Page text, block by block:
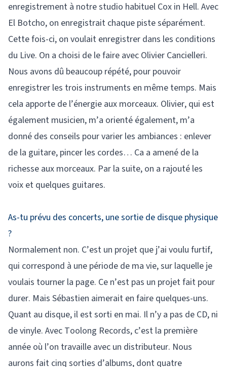
enregistrement à notre studio habituel Cox in Hell. Avec
El Botcho, on enregistrait chaque piste séparément.
Cette fois-ci, on voulait enregistrer dans les conditions
du Live. On a choisi de le faire avec Olivier Cancielleri.
Nous avons dû beaucoup répété, pour pouvoir
enregistrer les trois instruments en même temps. Mais
cela apporte de l’énergie aux morceaux. Olivier, qui est
également musicien, m’a orienté également, m’a
donné des conseils pour varier les ambiances : enlever
de la guitare, pincer les cordes… Ca a amené de la
richesse aux morceaux. Par la suite, on a rajouté les
voix et quelques guitares.
As-tu prévu des concerts, une sortie de disque physique
?
Normalement non. C’est un projet que j’ai voulu furtif,
qui correspond à une période de ma vie, sur laquelle je
voulais tourner la page. Ce n’est pas un projet fait pour
durer. Mais Sébastien aimerait en faire quelques-uns.
Quant au disque, il est sorti en mai. Il n’y a pas de CD, ni
de vinyle. Avec Toolong Records, c’est la première
année où l’on travaille avec un distributeur. Nous
aurons fait cinq sorties d’albums, dont quatre